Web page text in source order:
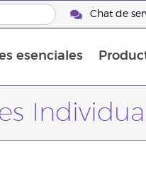
Chat de
esenciales